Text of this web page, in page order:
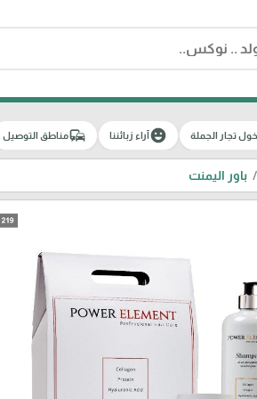
تجار الجملة emoji_emotionsآراء زبائننا commuteمناطق التوصيل
باور اليمنت